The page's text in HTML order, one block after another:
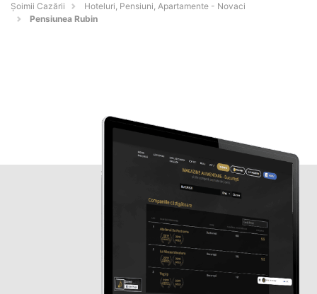
Șoimii Cazării
Hoteluri, Pensiuni, Apartamente - Novaci
Pensiunea Rubin